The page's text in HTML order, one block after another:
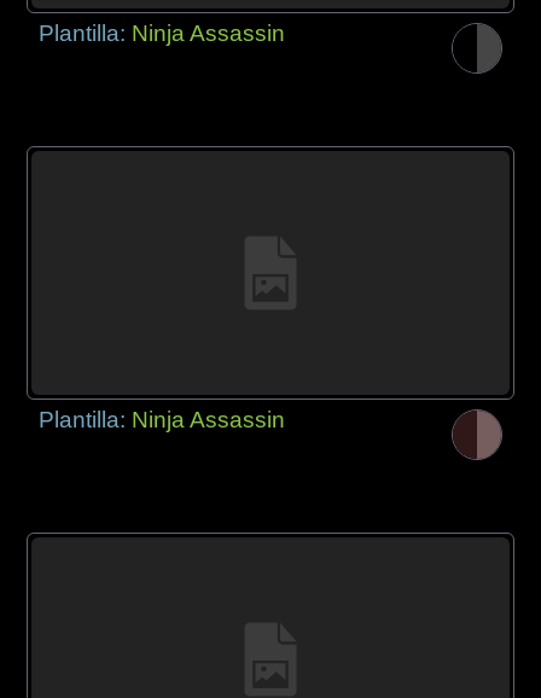
Plantilla: Ninja Assassin
Plantilla: Ninja Assassin